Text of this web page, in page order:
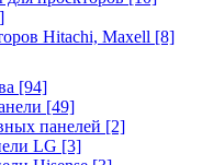
Hitachi, Maxell [8]
[94]
[49]
панелей [2]
LG [3]